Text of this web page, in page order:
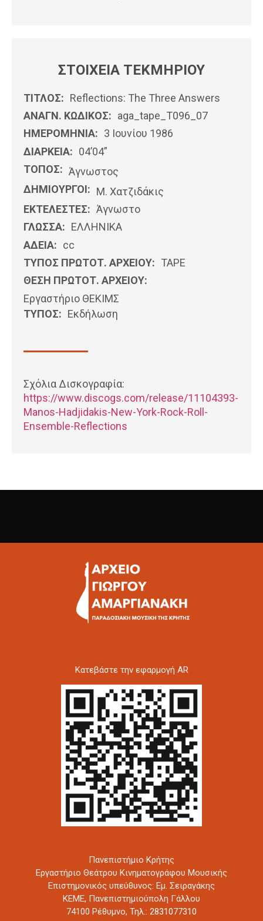
ΣΤΟΙΧΕΙΑ ΤΕΚΜΗΡΙΟΥ
ΤΙΤΛΟΣ: Reflections: The Three Answers
ΑΝΑΓΝ. ΚΩΔΙΚΟΣ: aga_tape_T096_07
ΗΜΕΡΟΜΗΝΊΑ: 3 Ιουνίου 1986
ΔΙΑΡΚΕΙΑ: 04’04”
ΤΟΠΟΣ: Άγνωστος
ΔΗΜΙΟΥΡΓΟΙ: Μ. Χατζιδάκις
ΕΚΤΕΛΕΣΤΕΣ: Άγνωστο
ΓΛΩΣΣΑ: ΕΛΛΗΝΙΚΆ
ΑΔΕΙΑ: cc
ΤΥΠΟΣ ΠΡΩΤΟΤ. ΑΡΧΕΙΟΥ: ΤΑΡΕ
ΘΕΣΗ ΠΡΩΤΟΤ. ΑΡΧΕΙΟΥ:
Εργαστήριο ΘΕΚΙΜΣ
ΤΥΠΟΣ: Εκδήλωση
Σχόλια Δισκογραφία:
https://www.discogs.com/release/11104393-
Manos-Hadjidakis-New-York-Rock-Roll-
Ensemble-Reflections
Kατεβάστε την εφαρμογή AR
Πανεπιστήμιο Κρήτης
Εργαστήριο Θεάτρου Κινηματογράφου Μουσικής
Επιστημονικός υπεύθυνος: Εμ. Σειραγάκης
ΚΕΜΕ, Πανεπιστημιούπολη Γάλλου
74100 Ρέθυμνο, Τηλ.: 2831077310